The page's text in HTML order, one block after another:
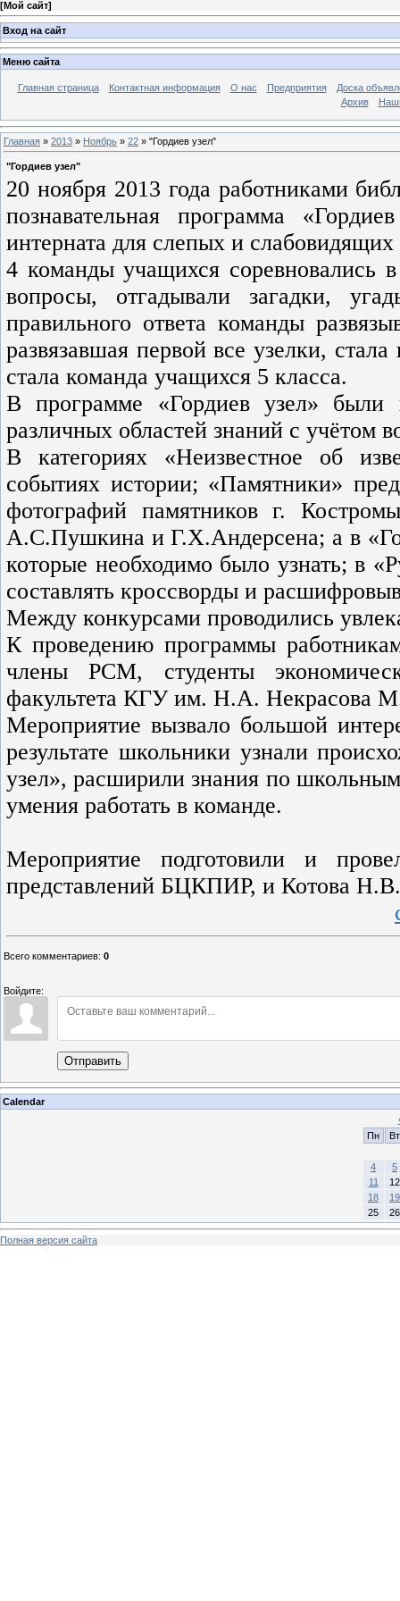
[Мой сайт]
Вход на сайт
Меню сайта
Главная страница Контактная информация О нас Предприятия
Доска
Архив
Главная » 2013 » Ноябрь » 22 » "Гордиев узел"
"Гордиев узел"
20 ноября 2013 года работниками
познавательная программа
интерната для слепых и слабовидящих
4 команды учащихся соревновались
вопросы, отгадывали загадки,
правильного ответа команды
развязавшая первой все узелки,
стала команда учащихся 5 класса.
В программе «Гордиев узел» были
различных областей знаний с учётом
В категориях «Неизвестное об
событиях истории; «Памятники»
фотографий памятников г.
А.С.Пушкина и Г.Х.Андерсена; а в
которые необходимо было узнать; в
составлять кроссворды и
Между конкурсами проводились
К проведению программы
члены РСМ, студенты
факультета КГУ им. Н.А. Некрасова
Мероприятие вызвало большой
результате школьники узнали
узел», расширили знания по
умения работать в команде.
Мероприятие подготовили и
представлений БЦКПИР, и Котова
Всего комментариев: 0
Войдите:
Отправить
Calendar
Пн
Вт
4
5
11
12
18
19
25
26
Полная версия сайта